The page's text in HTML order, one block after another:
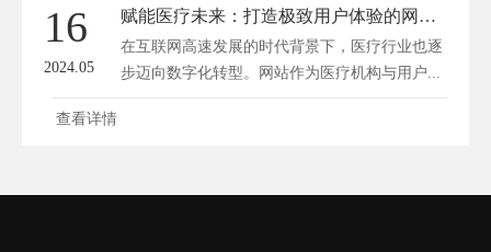
16
2024.05
赋能医疗未来：打造极致用户体验的网站建设攻略
在互联网高速发展的时代背景下，医疗行业也逐
步迈向数字化转型。网站作为医疗机构与用户...
查看详情